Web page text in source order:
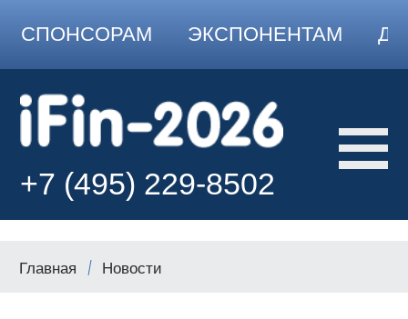
СПОНСОРАМ ЭКСПОНЕНТАМ
+7 (495) 229-8502
Главная Новости